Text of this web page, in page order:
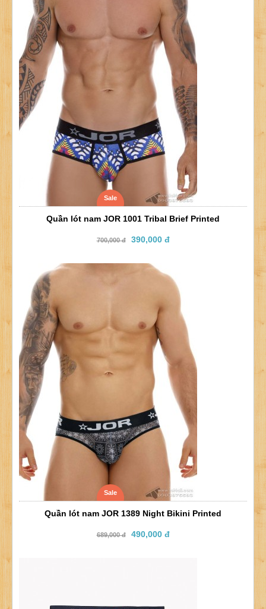
Sale
Quần lót nam JOR 1001 Tribal Brief Printed
700,000 đ 390,000 đ
Sale
Quần lót nam JOR 1389 Night Bikini Printed
689,000 đ 490,000 đ